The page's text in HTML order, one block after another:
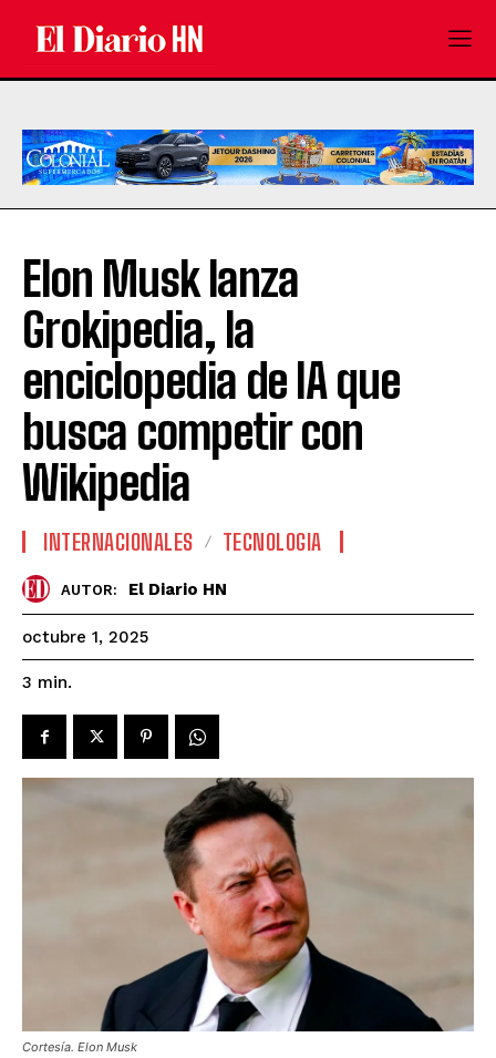
Elon Musk lanza
Grokipedia, la
enciclopedia de IA que
busca competir con
Wikipedia
INTERNACIONALES TECNOLOGIA
AUTOR: El Diario HN
octubre 1, 2025
3 min.
Cortesía. Elon Musk